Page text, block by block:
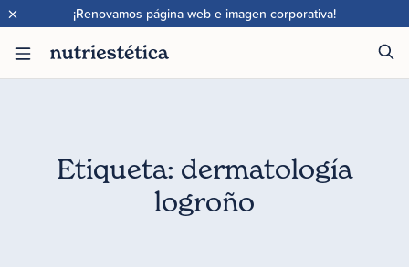
¡Renovamos página web e imagen corporativa!
×
Etiqueta: dermatología
logroño